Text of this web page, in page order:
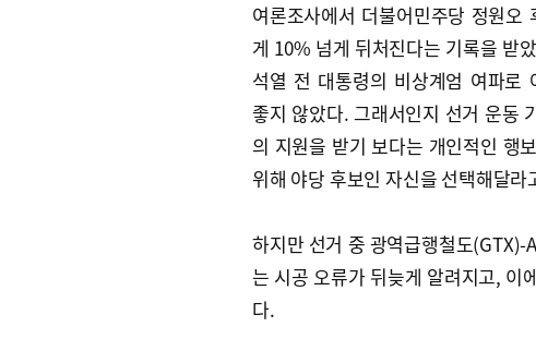
여론조사에서 더불어민주당 정원오
게 10% 넘게 뒤처진다는 기록을 받
석열 전 대통령의 비상계엄 여파로
좋지 않았다. 그래서인지 선거 운동
의 지원을 받기 보다는 개인적인 행
위해 야당 후보인 자신을 선택해달
하지만 선거 중 광역급행철도
는 시공 오류가 뒤늦게 알려지고, 이
다.